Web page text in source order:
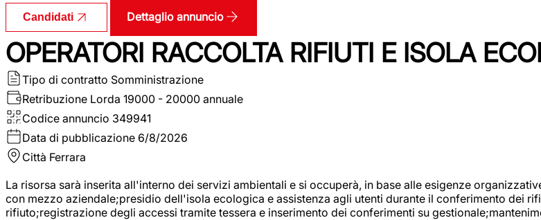
Candidati Dettaglio annuncio
OPERATORI RACCOLTA RIFIUTI E ISOLA
Tipo di contratto Somministrazione
Retribuzione Lorda 19000 - 20000 annuale
Codice annuncio 349941
Data di pubblicazione 6/8/2026
Città Ferrara
La risorsa sarà inserita all'interno dei servizi ambientali e si occuperà, in base alle esigenze
con mezzo aziendale;presidio dell'isola ecologica e assistenza agli utenti durante il conferimento dei
rifiuto;registrazione degli accessi tramite tessera e inserimento dei conferimenti su